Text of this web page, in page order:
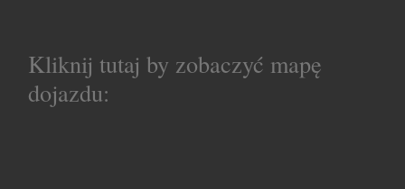
Kliknij tutaj by zobaczyć mapę
dojazdu: